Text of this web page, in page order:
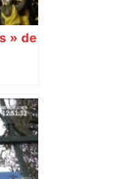
» de